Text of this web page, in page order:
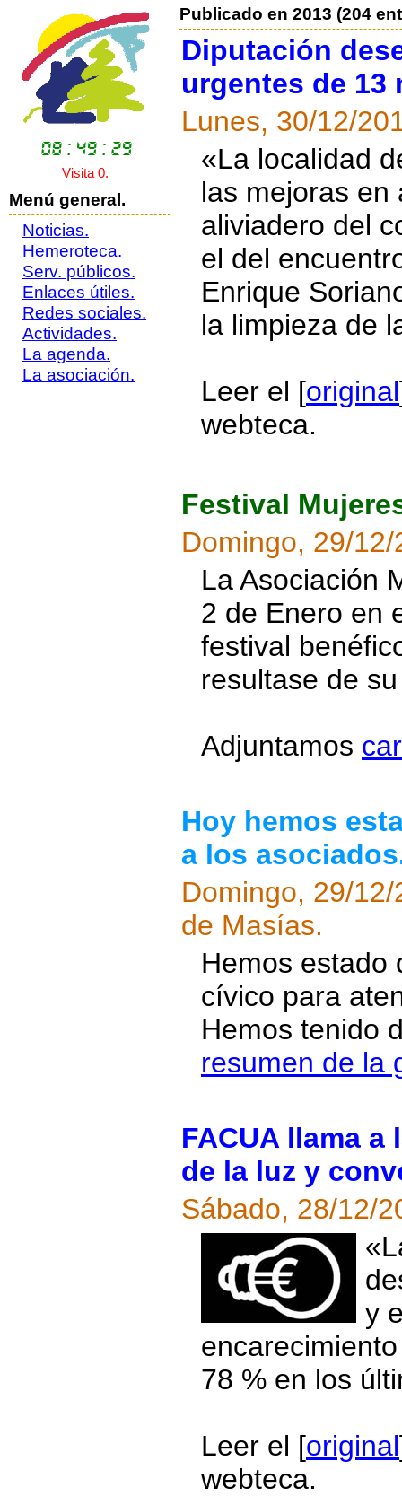
Visita 0.
Menú general.
Noticias.
Hemeroteca.
Serv. públicos.
Enlaces útiles.
Redes sociales.
Actividades.
La agenda.
La asociación.
Publicado en 2013 (204
Diputación
urgentes de 13
Lunes, 30/12/
«La localidad
las mejoras en
aliviadero del
el del
Enrique
la limpieza de
Leer el [original
webteca.
Festival
Domingo, 29/
La Asociación
2 de Enero en
festival
resultase de
Adjuntamos
Hoy hemos
a los
Domingo, 29/
de Masías.
Hemos estado
cívico para
Hemos tenido
resumen de la
FACUA llama
de la luz y
Sábado, 28/12/
y
78 % en los
Leer el [original
webteca.